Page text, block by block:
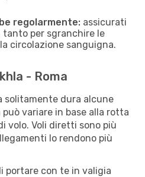
regolarmente: assicurati
per sgranchire le
circolazione sanguigna.
- Roma
solitamente dura alcune
variare in base alla rotta
volo. Voli diretti sono più
lo rendono più
portare con te in valigia